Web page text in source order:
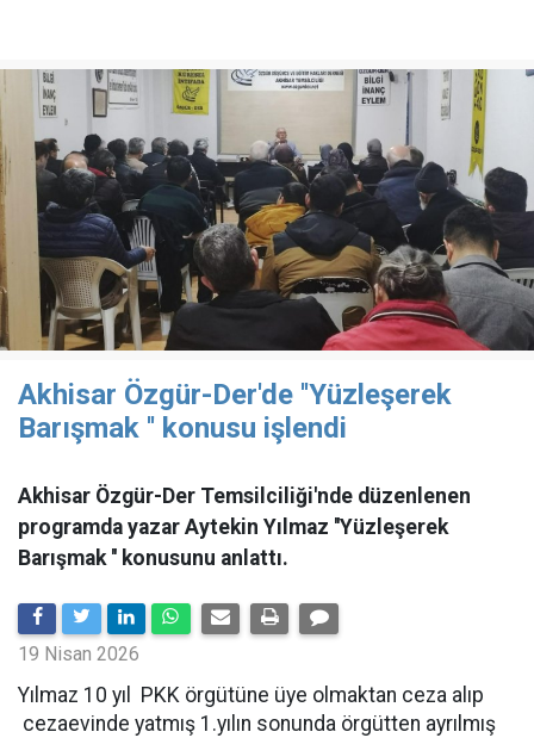
Akhisar Özgür-Der'de ''Yüzleşerek
Barışmak '' konusu işlendi
Akhisar Özgür-Der Temsilciliği'nde düzenlenen
programda yazar Aytekin Yılmaz ''Yüzleşerek
Barışmak '' konusunu anlattı.
19 Nisan 2026
Yılmaz 10 yıl PKK örgütüne üye olmaktan ceza alıp
cezaevinde yatmış 1.yılın sonunda örgütten ayrılmış